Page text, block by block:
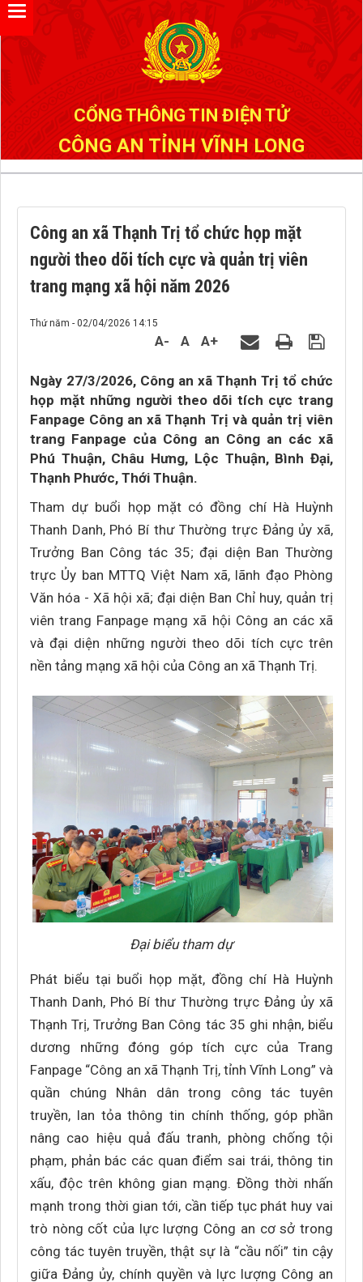
CỔNG THÔNG TIN ĐIỆN TỬ
CÔNG AN TỈNH VĨNH LONG
Công an xã Thạnh Trị tổ chức họp mặt
người theo dõi tích cực và quản trị viên
trang mạng xã hội năm 2026
Thứ năm - 02/04/2026 14:15
A- A A+
Ngày 27/3/2026, Công an xã Thạnh Trị tổ chức
họp mặt những người theo dõi tích cực trang
Fanpage Công an xã Thạnh Trị và quản trị viên
trang Fanpage của Công an Công an các xã
Phú Thuận, Châu Hưng, Lộc Thuận, Bình Đại,
Thạnh Phước, Thới Thuận.
Tham dự buổi họp mặt có đồng chí Hà Huỳnh
Thanh Danh, Phó Bí thư Thường trực Đảng ủy xã,
Trưởng Ban Công tác 35; đại diện Ban Thường
trực Ủy ban MTTQ Việt Nam xã, lãnh đạo Phòng
Văn hóa - Xã hội xã; đại diện Ban Chỉ huy, quản trị
viên trang Fanpage mạng xã hội Công an các xã
và đại diện những người theo dõi tích cực trên
nền tảng mạng xã hội của Công an xã Thạnh Trị.
Đại biểu tham dự
Phát biểu tại buổi họp mặt, đồng chí Hà Huỳnh
Thanh Danh, Phó Bí thư Thường trực Đảng ủy xã
Thạnh Trị, Trưởng Ban Công tác 35 ghi nhận, biểu
dương những đóng góp tích cực của Trang
Fanpage “Công an xã Thạnh Trị, tỉnh Vĩnh Long” và
quần chúng Nhân dân trong công tác tuyên
truyền, lan tỏa thông tin chính thống, góp phần
nâng cao hiệu quả đấu tranh, phòng chống tội
phạm, phản bác các quan điểm sai trái, thông tin
xấu, độc trên không gian mạng. Đồng thời nhấn
mạnh trong thời gian tới, cần tiếp tục phát huy vai
trò nòng cốt của lực lượng Công an cơ sở trong
công tác tuyên truyền, thật sự là “cầu nối” tin cậy
giữa Đảng ủy, chính quyền và lực lượng Công an